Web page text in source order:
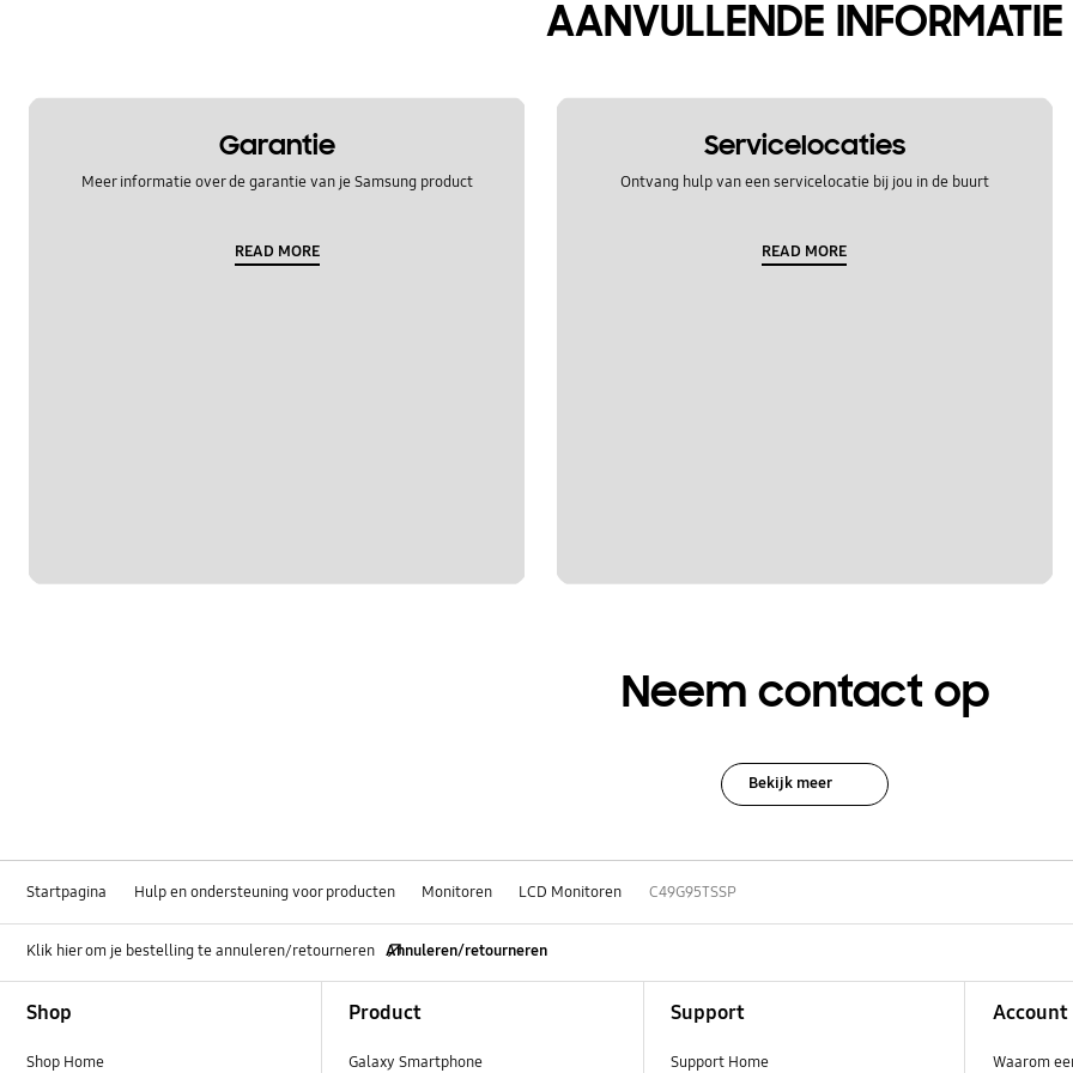
AANVULLENDE INFORMATIE
Garantie
Meer informatie over de garantie van je Samsung product
READ MORE
Servicelocaties
Ontvang hulp van een servicelocatie bij jou in de buurt
READ MORE
Neem contact op
Bekijk meer
Startpagina Hulp en ondersteuning voor producten Monitoren LCD Monitoren C49G95TSSP
Klik hier om je bestelling te annuleren/retourneren Annuleren/retourneren
Shop
Shop Home
Product
Galaxy Smartphone
Support
Support Home
Account
Waarom